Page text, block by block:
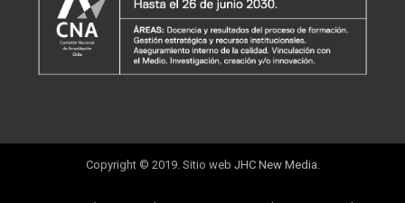
Copyright © 2019. Sitio web JHC New Media.